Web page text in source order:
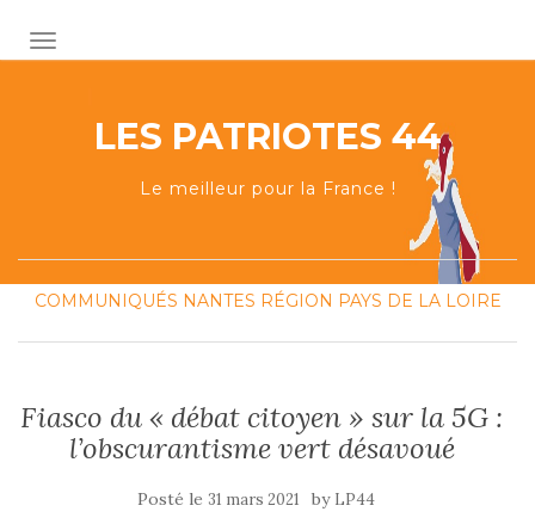
AFFICHER/MASQUER LA NAVIGATION
LES PATRIOTES 44
Le meilleur pour la France !
COMMUNIQUÉS NANTES RÉGION PAYS DE LA LOIRE
Fiasco du « débat citoyen » sur la 5G :
l’obscurantisme vert désavoué
Posté le 31 mars 2021 by LP44